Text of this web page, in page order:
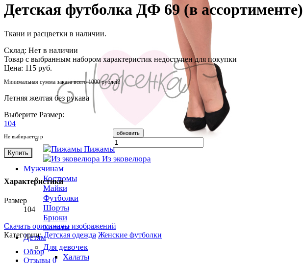
Пижамы
Из эковелюра
Мужчинам
Костюмы
Майки
Футболки
Шорты
Брюки
Халаты
Детям
Для девочек
Халаты
Детская футболка ДФ 69 (в ассортименте)
Ткани и расцветки в наличии.
Cклад: Нет в наличии
Товар с выбранным набором характеристик недоступен для покупки
Цена: 115 руб.
Минимальная сумма заказа всего 1000 рублей!
Летняя желтая без рукава
Выберите Размер:
104
Не выбирается размер? Нажмите "Обновить"
Купить
Характеристики
Размер
104
Скачать оригиналы изображений
Категории:Детская одежда Женские футболки
Обзор
Отзывы 0